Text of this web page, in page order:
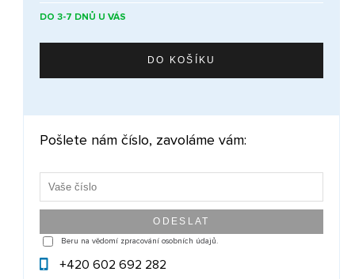
DO 3-7 DNŮ U VÁS
Pošlete nám číslo, zavoláme vám:
Beru na vědomí zpracování osobních údajů.
+420 602 692 282